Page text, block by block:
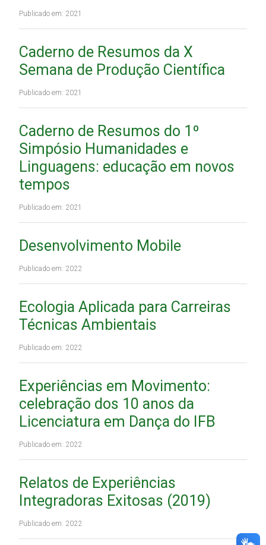
Publicado em: 2021
Caderno de Resumos da X
Semana de Produção Científica
Publicado em: 2021
Caderno de Resumos do 1º
Simpósio Humanidades e
Linguagens: educação em novos
tempos
Publicado em: 2021
Desenvolvimento Mobile
Publicado em: 2022
Ecologia Aplicada para Carreiras
Técnicas Ambientais
Publicado em: 2022
Experiências em Movimento:
celebração dos 10 anos da
Licenciatura em Dança do IFB
Publicado em: 2022
Relatos de Experiências
Integradoras Exitosas (2019)
Publicado em: 2022